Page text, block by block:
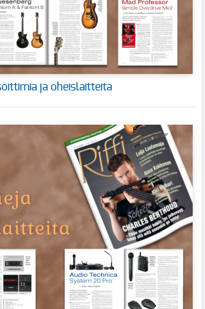
ja oheislaitteita